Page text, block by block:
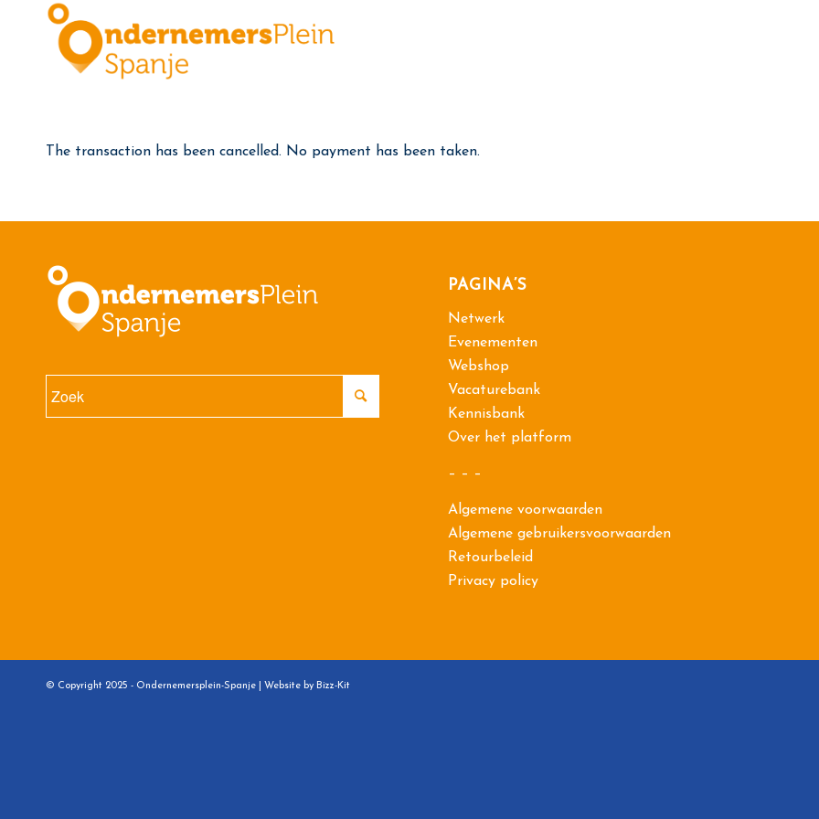
The transaction has been cancelled. No payment has been taken.
PAGINA’S
Netwerk
Evenementen
Webshop
Vacaturebank
Kennisbank
Over het platform
– – –
Algemene voorwaarden
Algemene gebruikersvoorwaarden
Retourbeleid
Privacy policy
© Copyright 2025 - Ondernemersplein-Spanje | Website by Bizz-Kit